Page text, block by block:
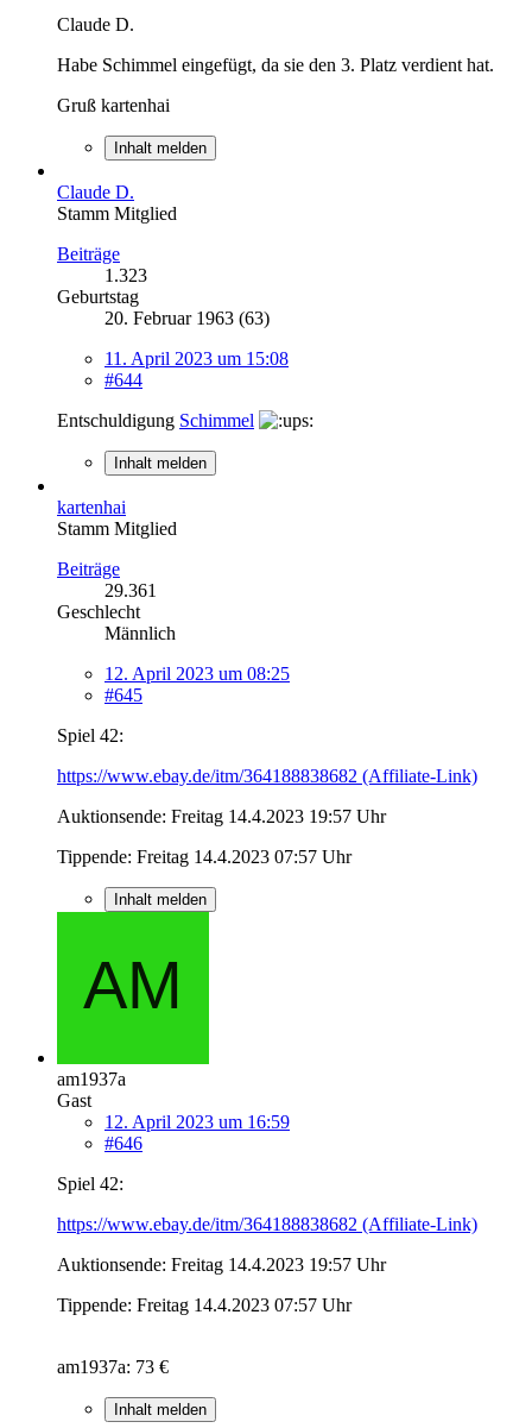
Claude D.
Habe Schimmel eingefügt, da sie den 3. Platz verdient hat.
Gruß kartenhai
Inhalt melden
Claude D.
Stamm Mitglied
Beiträge
1.323
Geburtstag
20. Februar 1963 (63)
11. April 2023 um 15:08
#644
Entschuldigung Schimmel
Inhalt melden
kartenhai
Stamm Mitglied
Beiträge
29.361
Geschlecht
Männlich
12. April 2023 um 08:25
#645
Spiel 42:
https://www.ebay.de/itm/364188838682 (Affiliate-Link)
Auktionsende: Freitag 14.4.2023 19:57 Uhr
Tippende: Freitag 14.4.2023 07:57 Uhr
Inhalt melden
am1937a
Gast
12. April 2023 um 16:59
#646
Spiel 42:
https://www.ebay.de/itm/364188838682 (Affiliate-Link)
Auktionsende: Freitag 14.4.2023 19:57 Uhr
Tippende: Freitag 14.4.2023 07:57 Uhr
am1937a: 73 €
Inhalt melden